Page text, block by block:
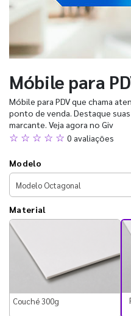
Móbile para
Móbile para PDV que chama
ponto de venda. Destaque
marcante. Veja agora no Giv
☆ ☆ ☆ ☆ ☆ 0 avaliações
Modelo
Material
Couché 300g